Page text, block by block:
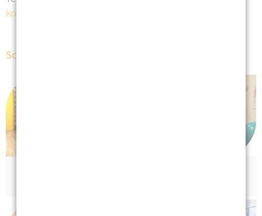
kontakt@ergotherapie-mosblech.de
Schwerpunkte